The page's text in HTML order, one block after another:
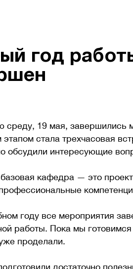
год
среду, 19 мая, завершились
стала трехчасовая
обсудили интересующие
кафедра — это
году все мероприятия
работы. Пока мы
проделали.
достаточно